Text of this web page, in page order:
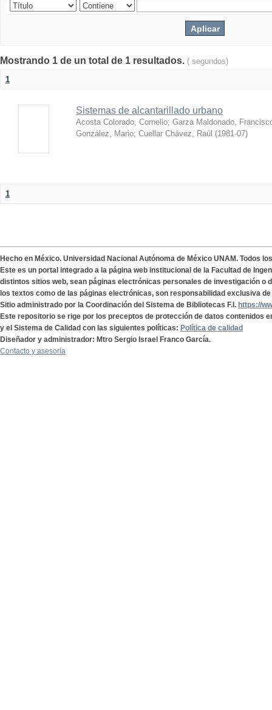
Mostrando 1 de un total de 1 resultados. ( segundos)
1
Sistemas de alcantarillado urbano
Acosta Colorado, Cornelio; Garza Maldonado,
González, Mario; Cuellar Chávez, Raúl (1981-07)
1
Hecho en México. Universidad Nacional Autónoma de México UNAM. Todos
Este es un portal integrado a la página web institucional de la Facultad de
distintos sitios web, sean páginas electrónicas personales de investigación o
los textos como de las páginas electrónicas, son responsabilidad exclusiva
Sitio administrado por la Coordinación del Sistema de Bibliotecas F.I. https://
Este repositorio se rige por los preceptos de protección de datos contenidos
y el Sistema de Calidad con las siguientes políticas: Política de calidad
Diseñador y administrador: Mtro Sergio Israel Franco García.
Contacto y asesoría